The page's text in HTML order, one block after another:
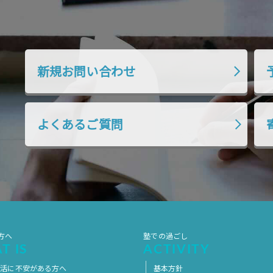
新規お問い合わせ
よくあるご質問
へ
IS
に不安がある方へ
塾での過ごし
ACTIVITY
基本方針